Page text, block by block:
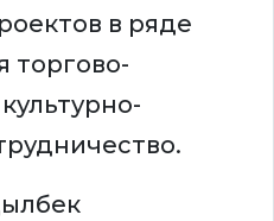
в ряде
торгово-